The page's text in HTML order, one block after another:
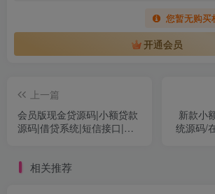
您暂无购买
开通会员
上一篇
会员版现金贷源码|小额贷款
源码|借贷系统|短信接口|个
新款小
统源码/
相关推荐